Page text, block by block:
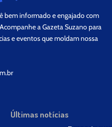
bem informado e engajado com
a Gazeta Suzano para
e eventos que moldam nossa
Últimas notícias